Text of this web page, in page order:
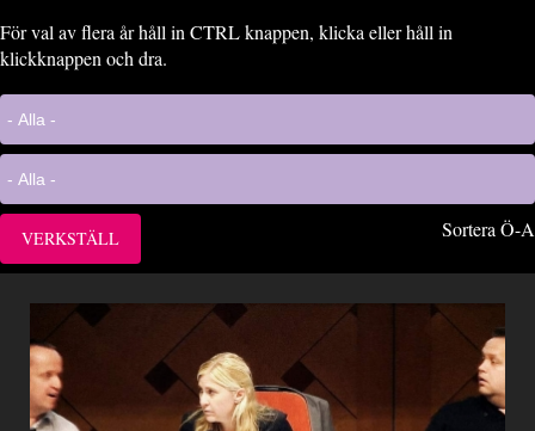
Du är här
För val av flera år håll in CTRL knappen, klicka eller håll in
klickknappen och dra.
Sortera Ö-A